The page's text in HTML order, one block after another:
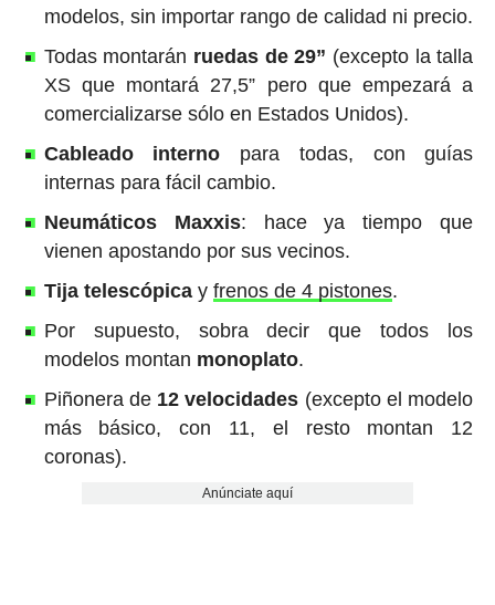
modelos, sin importar rango de calidad ni precio.
Todas montarán ruedas de 29” (excepto la talla
XS que montará 27,5” pero que empezará a
comercializarse sólo en Estados Unidos).
Cableado interno para todas, con guías
internas para fácil cambio.
Neumáticos Maxxis: hace ya tiempo que
vienen apostando por sus vecinos.
Tija telescópicay frenos de 4 pistones.
Por supuesto, sobra decir que todos los
modelos montan monoplato.
Piñonera de 12 velocidades (excepto el modelo
más básico, con 11, el resto montan 12
coronas).
Anúnciate aquí